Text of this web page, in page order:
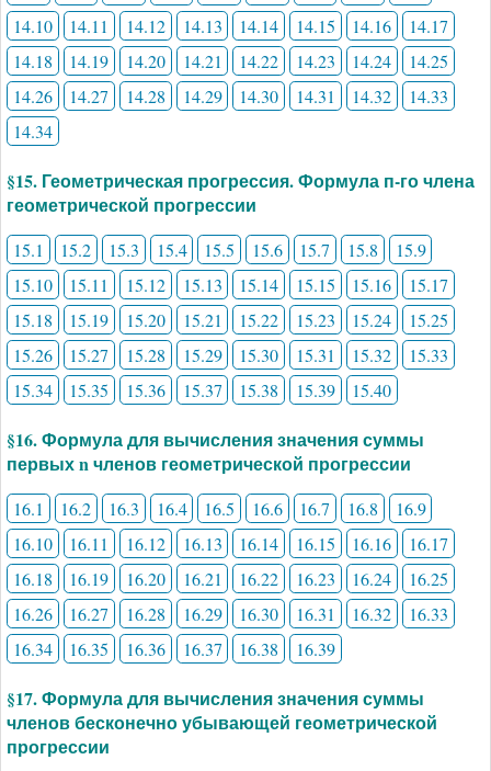
14.10
14.11 14.12 14.13 14.14 14.15 14.16
14.17
14.18
14.19 14.20 14.21 14.22 14.23 14.24
14.25
14.26
14.27 14.28 14.29 14.30 14.31 14.32
14.33
14.34
§15. Геометрическая прогрессия. Формула п-го члена
геометрической прогрессии
15.1 15.2 15.3 15.4 15.5 15.6 15.7 15.8
15.9
15.10
15.11 15.12 15.13 15.14 15.15 15.16
15.17
15.18
15.19 15.20 15.21 15.22 15.23 15.24
15.25
15.26
15.27 15.28 15.29 15.30 15.31 15.32
15.33
15.34
15.35 15.36 15.37 15.38 15.39 15.40
§16. Формула для вычисления значения суммы
первых n членов геометрической прогрессии
16.1 16.2 16.3 16.4 16.5 16.6 16.7 16.8
16.9
16.10
16.11 16.12 16.13 16.14 16.15 16.16
16.17
16.18
16.19 16.20 16.21 16.22 16.23 16.24
16.25
16.26
16.27 16.28 16.29 16.30 16.31 16.32
16.33
16.34
16.35 16.36 16.37 16.38 16.39
§17. Формула для вычисления значения суммы
членов бесконечно убывающей геометрической
прогрессии